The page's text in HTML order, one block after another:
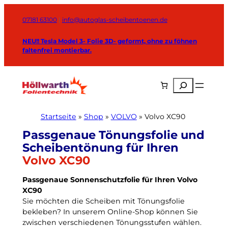
Inhalt07181 63100| info@autoglas-scheibentoenen.de
NEU!! Tesla Model 3- Folie 3D- geformt, ohne zu föhnen
faltenfrei montierbar.
Suchen
Startseite » Shop » VOLVO » Volvo XC90
Volvo XC90
Passgenaue Sonnenschutzfolie für Ihren Volvo
XC90
Sie möchten die Scheiben mit Tönungsfolie
bekleben? In unserem Online-Shop können Sie
zwischen verschiedenen Tönungsstufen wählen.